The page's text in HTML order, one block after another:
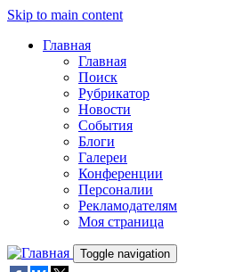
Skip to main content
Главная
Главная
Поиск
Рубрикатор
Новости
События
Блоги
Галереи
Конференции
Персоналии
Рекламодателям
Моя страница
Toggle navigation